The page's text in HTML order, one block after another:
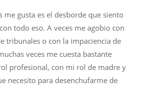
me gusta es el desborde que siento
todo eso. A veces me agobio con
tribunales o con la impaciencia de
veces me cuesta bastante
profesional, con mi rol de madre y
necesito para desenchufarme de